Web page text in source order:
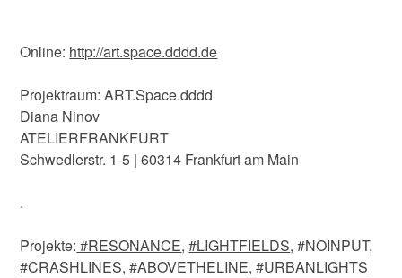
Online: http://art.space.dddd.de
Projektraum: ART.Space.dddd
Diana Ninov
ATELIERFRANKFURT
Schwedlerstr. 1-5 | 60314 Frankfurt am Main
.
Projekte: #RESONANCE,#LIGHTFIELDS, #NOINPUT,
#CRASHLINES,#ABOVETHELINE,#URBANLIGHTS